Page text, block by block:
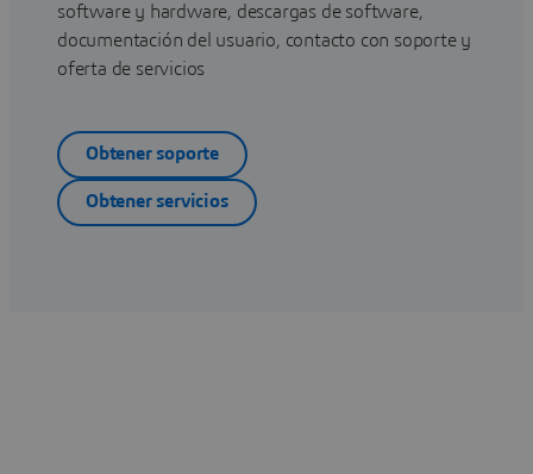
software y hardware, descargas de software,
documentación del usuario, contacto con soporte y
oferta de servicios
Obtener soporte
Obtener servicios